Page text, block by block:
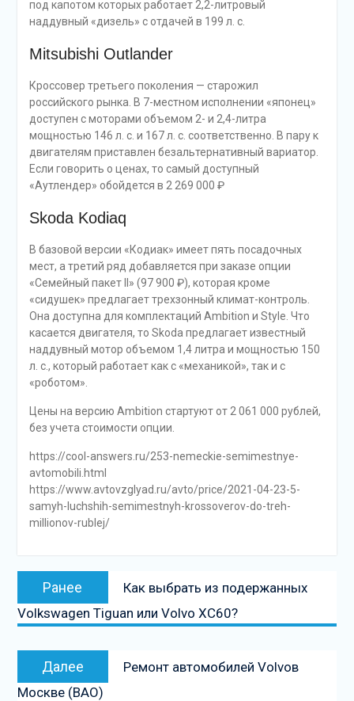
под капотом которых работает 2,2-литровый
наддувный «дизель» с отдачей в 199 л. с.
Mitsubishi Outlander
Кроссовер третьего поколения — старожил
российского рынка. В 7-местном исполнении «японец»
доступен с моторами объемом 2- и 2,4-литра
мощностью 146 л. с. и 167 л. с. соответственно. В пару к
двигателям приставлен безальтернативный вариатор.
Если говорить о ценах, то самый доступный
«Аутлендер» обойдется в 2 269 000 ₽
Skoda Kodiaq
В базовой версии «Кодиак» имеет пять посадочных
мест, а третий ряд добавляется при заказе опции
«Семейный пакет II» (97 900 ₽), которая кроме
«сидушек» предлагает трехзонный климат-контроль.
Она доступна для комплектаций Ambition и Style. Что
касается двигателя, то Skoda предлагает известный
наддувный мотор объемом 1,4 литра и мощностью 150
л. с., который работает как с «механикой», так и с
«роботом».
Цены на версию Ambition стартуют от 2 061 000 рублей,
без учета стоимости опции.
https://cool-answers.ru/253-nemeckie-semimestnye-
avtomobili.html
https://www.avtovzglyad.ru/avto/price/2021-04-23-5-
samyh-luchshih-semimestnyh-krossoverov-do-treh-
millionov-rublej/
Навигация
записям
Ранее
Предыдущая
запись:
Как выбрать из подержанных
Volkswagen Tiguan или Volvo XC60?
Далее
Следующая
запись
Ремонт автомобилей Volvoв
Москве (ВАО)